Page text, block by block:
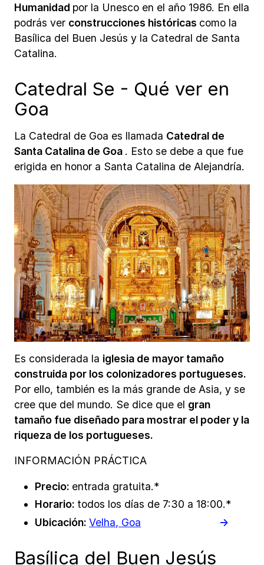
Humanidad por la Unesco en el año 1986. En ella
podrás ver construcciones históricas como la
Basílica del Buen Jesús y la Catedral de Santa
Catalina.
Catedral Se - Qué ver en
Goa
La Catedral de Goa es llamada Catedral de
Santa Catalina de Goa . Esto se debe a que fue
erigida en honor a Santa Catalina de Alejandría.
Es considerada la iglesia de mayor tamaño
construida por los colonizadores portugueses.
Por ello, también es la más grande de Asia, y se
cree que del mundo. Se dice que el gran
tamaño fue diseñado para mostrar el poder y la
riqueza de los portugueses.
INFORMACIÓN PRÁCTICA
Precio: entrada gratuita.*
Horario: todos los días de 7:30 a 18:00.*
Ubicación:Velha, Goa
Basílica del Buen Jesús